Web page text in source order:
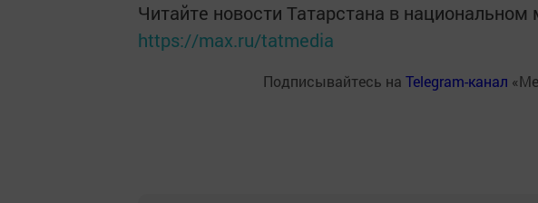
Читайте новости Татарстана в
https://max.ru/tatmedia
Подписывайтесь на Telegram-канал